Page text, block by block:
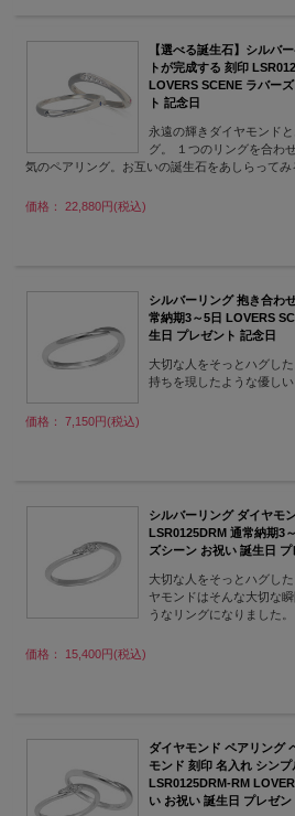
【選べる誕生石】シルバ
トが完成する 刻印
LOVERS SCENE ラバー
ト 記念日
永遠の輝きダイヤモンド
グ。 １つのリングを合わ
気のペアリング。お互いの誕生石をあしらってみ
価格： 22,880円(税込)
シルバーリング 抱き合わ
常納期3～5日 LOVERS
生日 プレゼント 記念日
大切な人をそっとハグし
持ちを現したような優し
価格： 7,150円(税込)
シルバーリング ダイヤモ
LSR0125DRM 通常納期3
ズシーン お祝い 誕生日 プ
大切な人をそっとハグし
ヤモンドはそんな大切な
うなリングになりました。
価格： 15,400円(税込)
ダイヤモンド ペアリング
モンド 刻印 名入れ シンプ
LSR0125DRM-RM
い お祝い 誕生日 プレゼ